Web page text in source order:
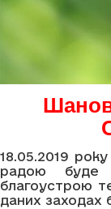
18.05.2019
радою буде
благоустрою
даних заходах